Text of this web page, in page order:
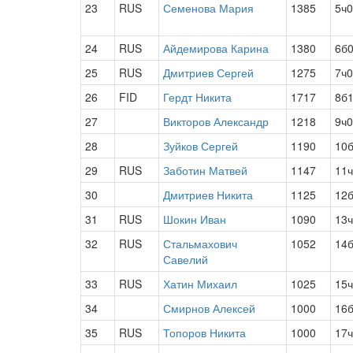
23 RUS Семенова Мария 1385 5ч0
24 RUS Айдемирова Карина 1380
6б0
25
RUS Дмитриев Сергей 1275
7ч0
26
FID Гердт Никита 1717
8б1
27
Викторов Александр 1218
9ч0
28
Зуйков Сергей 1190
29
RUS Заботин Матвей 1147
30
Дмитриев Никита 1125
31
RUS Шокин Иван 1090
32
RUS
Стальмахович
Савелий
1052
33 RUS Хатин Михаил 1025
34
Смирнов Алексей 1000
35
RUS Топоров Никита 1000